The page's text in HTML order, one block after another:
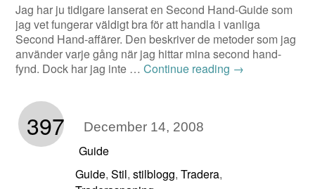
Jag har ju tidigare lanserat en Second Hand-Guide som
jag vet fungerar väldigt bra för att handla i vanliga
Second Hand-affärer. Den beskriver de metoder som jag
använder varje gång när jag hittar mina second hand-
fynd. Dock har jag inte …Continue reading →
397 December 14, 2008
Guide
Guide,Stil,stilblogg,Tradera,